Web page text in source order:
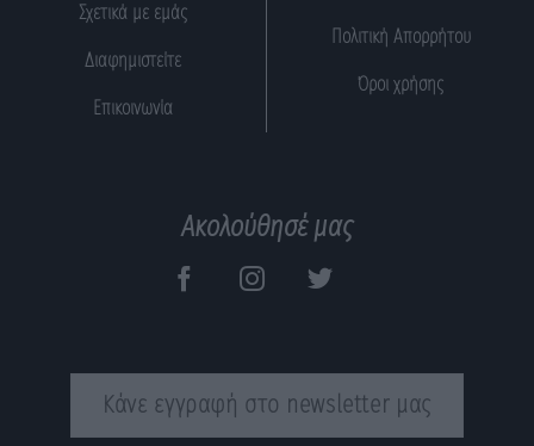
Σχετικά με εμάς
Διαφημιστείτε
Επικοινωνία
Πολιτική Απορρήτου
Όροι χρήσης
Ακολούθησέ μας
Κάνε εγγραφή στο newsletter μας